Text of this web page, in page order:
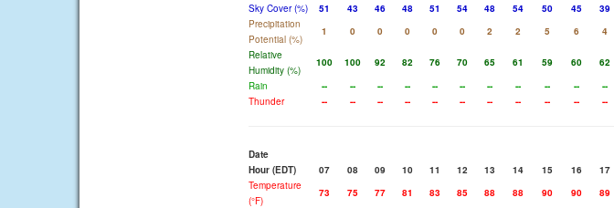
Sky Cover (%)
51 43 46 48 51 54 48 54 50 45 39
Precipitation
Potential (%)
1 0 0 0 0 0 2 2 5 6 4
Relative
Humidity (%)
100 100 92 82 76 70 65 61 59 60 62
Rain
-- -- -- -- -- -- -- -- -- -- --
Thunder
-- -- -- -- -- -- -- -- -- -- --
Date
Hour (EDT)
07 08 09 10 11 12 13 14 15 16 17
Temperature
(°F)
73 75 77 81 83 85 88 88 90 90 89